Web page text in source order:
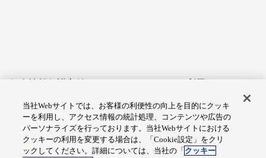
アクセシビリティへの対応
Cookie設定
総合サイトマップ
当社Webサイトでは、お客様の利便性の向上を目的にクッキ
ーを利用し、アクセス情報の統計処理、コンテンツや広告の
パーソナライズを行っております。当社Webサイトにおける
クッキーの利用を変更する場合は、「Cookie設定」をクリ
ックしてください。詳細については、当社の「 クッキー